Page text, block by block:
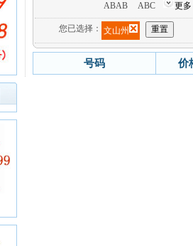
ABAB
ABC 更多
您已选择： 文山州
号码 价